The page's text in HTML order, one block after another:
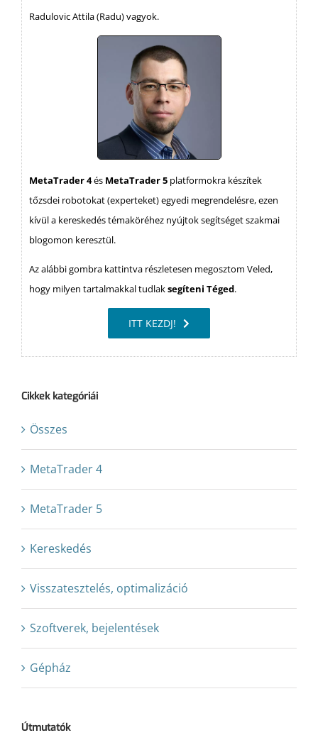
Radulovic Attila (Radu) vagyok.
MetaTrader 4és MetaTrader 5 platformokra készítek
tőzsdei robotokat (experteket) egyedi megrendelésre, ezen
kívül a kereskedés témaköréhez nyújtok segítséget szakmai
blogomon keresztül.
Az alábbi gombra kattintva részletesen megosztom Veled,
hogy milyen tartalmakkal tudlaksegíteni Téged.
ITT KEZDJ!
Cikkek kategóriái
Összes
MetaTrader 4
MetaTrader 5
Kereskedés
Visszatesztelés, optimalizáció
Szoftverek, bejelentések
Gépház
Útmutatók